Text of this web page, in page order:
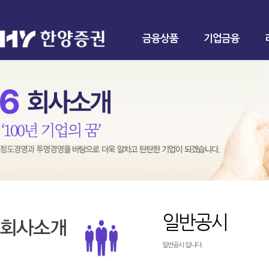
금융상품 기업금융
일반공시
일반공시 입니다.